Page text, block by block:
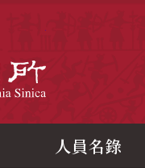
人員名錄